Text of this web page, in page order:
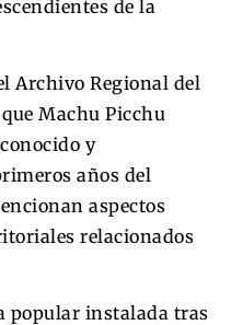
de la
Archivo Regional del
Machu Picchu
y
años del
aspectos
relacionados
popular instalada tras